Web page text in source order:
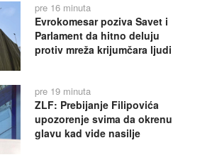
pre 16 minuta
Evrokomesar poziva Savet i
Parlament da hitno deluju
protiv mreža krijumčara ljudi
pre 19 minuta
ZLF: Prebijanje Filipovića
upozorenje svima da okrenu
glavu kad vide nasilje